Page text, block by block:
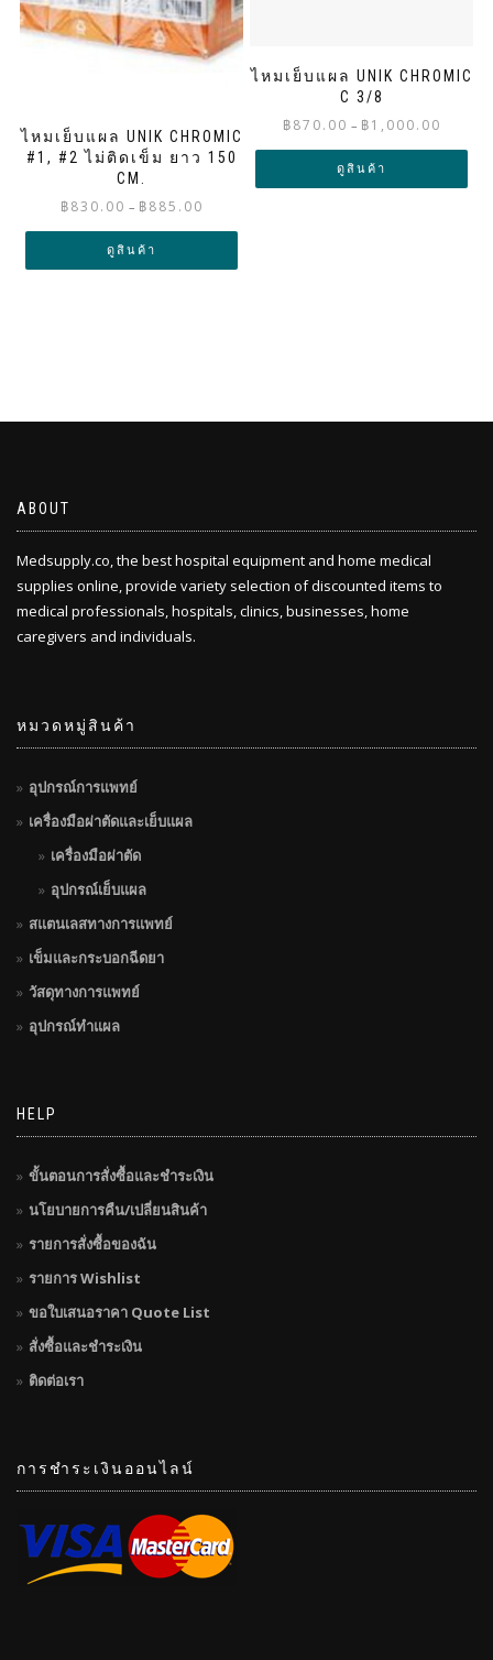
ไหมเย็บแผล UNIK CHROMIC
#1, #2 ไม่ติดเข็ม ยาว 150
CM.
฿830.00 – ฿885.00
through
ดูสินค้า
ไหมเย็บแผล UNIK CHROMIC
C 3/8
฿870.00 – ฿1,000.00
through
ดูสินค้า
ABOUT
Medsupply.co, the best hospital equipment and home medical
supplies online, provide variety selection of discounted items to
medical professionals, hospitals, clinics, businesses, home
caregivers and individuals.
หมวดหมู่สินค้า
อุปกรณ์การแพทย์
เครื่องมือผ่าตัดและเย็บแผล
เครื่องมือผ่าตัด
อุปกรณ์เย็บแผล
สแตนเลสทางการแพทย์
เข็มและกระบอกฉีดยา
วัสดุทางการแพทย์
อุปกรณ์ทำแผล
HELP
ขั้นตอนการสั่งซื้อและชำระเงิน
นโยบายการคืน/เปลี่ยนสินค้า
รายการสั่งซื้อของฉัน
รายการ Wishlist
ขอใบเสนอราคา Quote List
สั่งซื้อและชำระเงิน
ติดต่อเรา
การชำระเงินออนไลน์